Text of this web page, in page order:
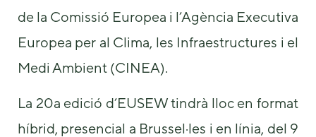
de la Comissió Europea i l’Agència Executiva
Europea per al Clima, les Infraestructures i el
Medi Ambient (CINEA).
La 20a edició d’EUSEW tindrà lloc en format
híbrid, presencial a Brussel·les i en línia, del 9
Necessary
cookies are